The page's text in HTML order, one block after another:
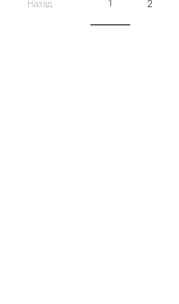
Назад 1 2